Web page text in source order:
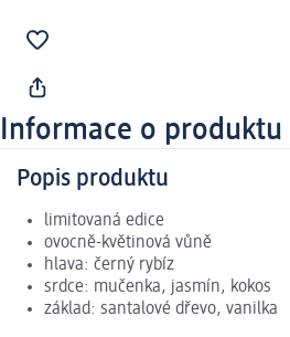
Informace o produktu
Popis produktu
limitovaná edice
ovocně-květinová vůně
hlava: černý rybíz
srdce: mučenka, jasmín, kokos
základ: santalové dřevo, vanilka